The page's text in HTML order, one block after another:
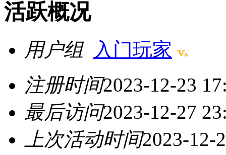
活跃概况
用户组 入门玩家
注册时间2023-12-23
最后访问2023-12-27
上次活动时间2023-12-